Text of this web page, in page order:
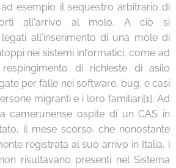
esempio il sequestro arbitrario di
all'arrivo al molo. A ciò si
all'inserimento di una mole di
nei sistemi informatici, come ad
di richieste di asilo
per falle nei software, bug, e casi
migranti e i loro familiari[1]. Ad
camerunense ospite di un CAS in
il mese scorso, che nonostante
registrata al suo arrivo in Italia, i
risultavano presenti nel Sistema